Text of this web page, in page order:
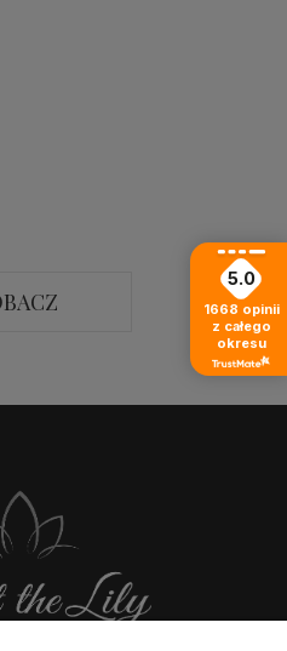
5.0
1668 opinii
z całego
okresu